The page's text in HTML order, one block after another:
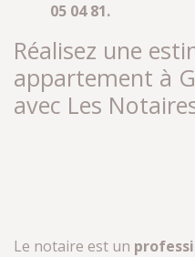
05 04 81.
Réalisez une
appartement à
avec Les
Le notaire est un